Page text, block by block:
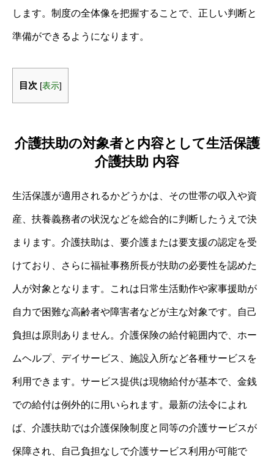
します。制度の全体像を把握することで、正しい判断と
準備ができるようになります。
目次 [表示]
介護扶助の対象者と内容として生活保護
介護扶助 内容
生活保護が適用されるかどうかは、その世帯の収入や資
産、扶養義務者の状況などを総合的に判断したうえで決
まります。介護扶助は、要介護または要支援の認定を受
けており、さらに福祉事務所長が扶助の必要性を認めた
人が対象となります。これは日常生活動作や家事援助が
自力で困難な高齢者や障害者などが主な対象です。自己
負担は原則ありません。介護保険の給付範囲内で、ホー
ムヘルプ、デイサービス、施設入所など各種サービスを
利用できます。サービス提供は現物給付が基本で、金銭
での給付は例外的に用いられます。最新の法令によれ
ば、介護扶助では介護保険制度と同等の介護サービスが
保障され、自己負担なしで介護サービス利用が可能で